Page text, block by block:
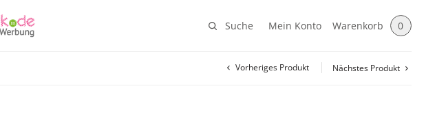
Suche Mein Konto Warenkorb 0
Vorheriges Produkt Nächstes Produkt